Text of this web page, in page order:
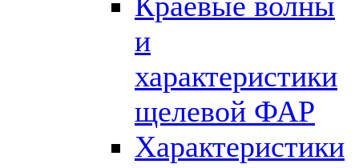
и
характеристики
щелевой ФАР
Характеристики